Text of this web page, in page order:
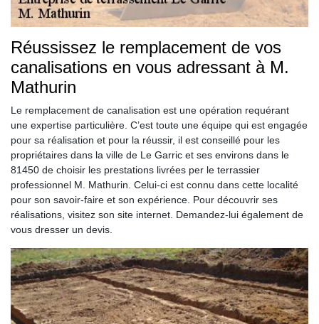
Réussissez le remplacement de vos
canalisations en vous adressant à M.
Mathurin
Le remplacement de canalisation est une opération requérant
une expertise particulière. C’est toute une équipe qui est engagée
pour sa réalisation et pour la réussir, il est conseillé pour les
propriétaires dans la ville de Le Garric et ses environs dans le
81450 de choisir les prestations livrées per le terrassier
professionnel M. Mathurin. Celui-ci est connu dans cette localité
pour son savoir-faire et son expérience. Pour découvrir ses
réalisations, visitez son site internet. Demandez-lui également de
vous dresser un devis.